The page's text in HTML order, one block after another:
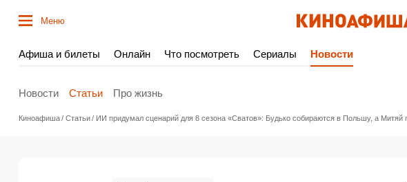
Меню
Афиша и билеты Онлайн Что посмотреть Сериалы Новости
Новости Статьи Про жизнь
Киноафиша Статьи ИИ придумал сценарий для 8 сезона «Сватов»: Будько собираются в Польшу, а Митяй